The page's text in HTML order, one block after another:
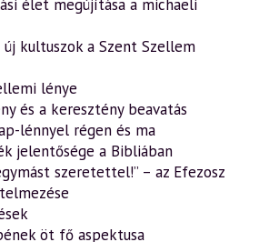
élet megújítása a michaeli
kultuszok a Szent Szellem
lénye
és a keresztény beavatás
lénnyel régen és ma
jelentősége a Bibliában
szeretettel!” – az Efezosz
öt fő aspektusa